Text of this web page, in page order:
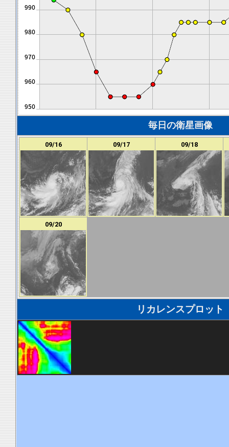
毎日の衛星画像
09/16 09/17 09/18
09/20
リカレンスプロット